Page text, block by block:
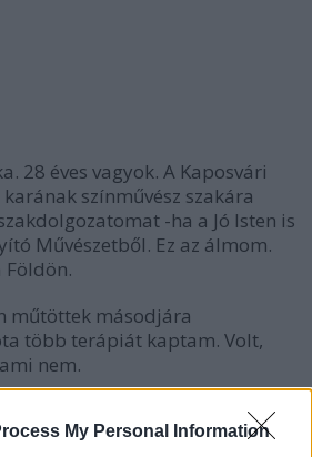
My Personal Information
28 éves vagyok. A Kaposvári
színművész szakára
-ha a Jó Isten is
Művészetből. Ez az álmom.
Földön.
műtöttek másodjára
több terápiát kaptam. Volt,
nem.